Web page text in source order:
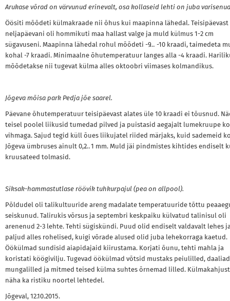
Arukase võrad on värvunud erinevalt, osa kollaseid lehti on juba
Öösiti mõõdeti külmakraade nii õhus kui maapinna lähedal. Teisipäevast
neljapäevani oli hommikuti maa hallast valge ja muld külmus 1-2 cm
sügavuseni. Maapinna lähedal rohul mõõdeti -9…-10 kraadi, taimedeta
kohal -7 kraadi. Minimaalne õhutemperatuur langes alla -4 kraadi.
mõõdetakse nii tugevat külma alles oktoobri viimases kolmandikus.
Jõgeva mõisa park Pedja jõe saarel.
Päevane õhutemperatuur teisipäevast alates üle 10 kraadi ei tõusnud.
teisel poolel liikusid tumedad pilved ja puistasid aegajalt lumekruupe
vihmaga. Sajud tegid küll õues liikujatel riided märjaks, kuid sademeid
Jõgeva ümbruses ainult 0,2…1 mm. Muld jäi pindmistes kihtides endiselt
kruusateed tolmasid.
Siksak-hammastutlase röövik tuhkurpajul (pea on allpool).
Põldudel oli talikultuuride areng madalate temperatuuride tõttu
seiskunud. Talirukis võrsus ja septembri keskpaiku külvatud talinisul oli
arenenud 2-3 lehte. Tehti sügiskündi. Puud olid endiselt valdavalt lehes
paljud alles rohelised, kuigi võrade alused olid juba lehekorraga kaetud.
Öökülmad sundisid aiapidajaid kiirustama. Korjati õunu, tehti mahla ja
koristati köögivilju. Tugevad öökülmad võtsid mustaks peiulilled,
mungalilled ja mitmed teised külma suhtes õrnemad lilled.
näha ka ristiku noortel lehtedel.
Jõgeval, 12.10.2015.